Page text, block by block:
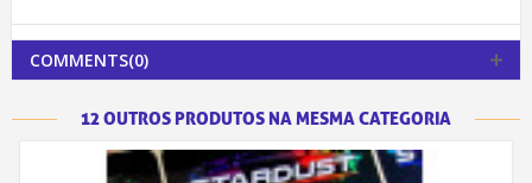
COMMENTS(0)
12 OUTROS PRODUTOS NA MESMA CATEGORIA